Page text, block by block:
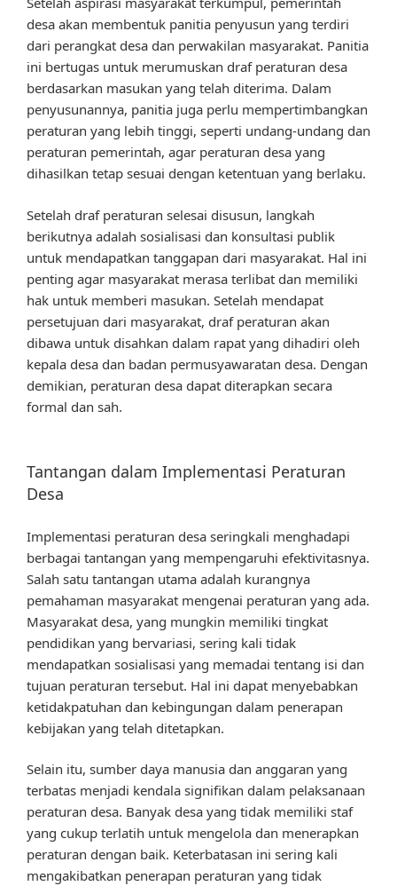
desa akan membentuk panitia penyusun yang terdiri
dari perangkat desa dan perwakilan masyarakat. Panitia
ini bertugas untuk merumuskan draf peraturan desa
berdasarkan masukan yang telah diterima. Dalam
penyusunannya, panitia juga perlu mempertimbangkan
peraturan yang lebih tinggi, seperti undang-undang dan
peraturan pemerintah, agar peraturan desa yang
dihasilkan tetap sesuai dengan ketentuan yang berlaku.
Setelah draf peraturan selesai disusun, langkah
berikutnya adalah sosialisasi dan konsultasi publik
untuk mendapatkan tanggapan dari masyarakat. Hal ini
penting agar masyarakat merasa terlibat dan memiliki
hak untuk memberi masukan. Setelah mendapat
persetujuan dari masyarakat, draf peraturan akan
dibawa untuk disahkan dalam rapat yang dihadiri oleh
kepala desa dan badan permusyawaratan desa. Dengan
demikian, peraturan desa dapat diterapkan secara
formal dan sah.
Tantangan dalam Implementasi Peraturan
Desa
Implementasi peraturan desa seringkali menghadapi
berbagai tantangan yang mempengaruhi efektivitasnya.
Salah satu tantangan utama adalah kurangnya
pemahaman masyarakat mengenai peraturan yang ada.
Masyarakat desa, yang mungkin memiliki tingkat
pendidikan yang bervariasi, sering kali tidak
mendapatkan sosialisasi yang memadai tentang isi dan
tujuan peraturan tersebut. Hal ini dapat menyebabkan
ketidakpatuhan dan kebingungan dalam penerapan
kebijakan yang telah ditetapkan.
Selain itu, sumber daya manusia dan anggaran yang
terbatas menjadi kendala signifikan dalam pelaksanaan
peraturan desa. Banyak desa yang tidak memiliki staf
yang cukup terlatih untuk mengelola dan menerapkan
peraturan dengan baik. Keterbatasan ini sering kali
mengakibatkan penerapan peraturan yang tidak